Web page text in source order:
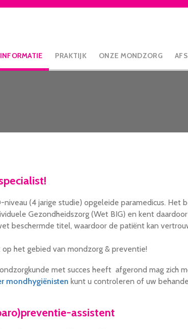
INFORMATIE PRAKTIJK ONZE MONDZORG
(4 jarige studie) opgeleide paramedicus. Het
Gezondheidszorg (Wet BIG) en kent
beschermde titel, waardoor de patiënt kan
het gebied van mondzorg & preventie!
met succes heeft afgerond mag zich
mondhygiënisten kunt u controleren of uw
assistent